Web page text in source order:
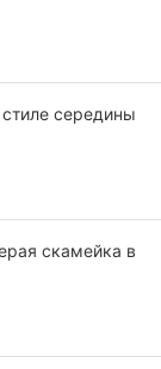
середины
скамейка в